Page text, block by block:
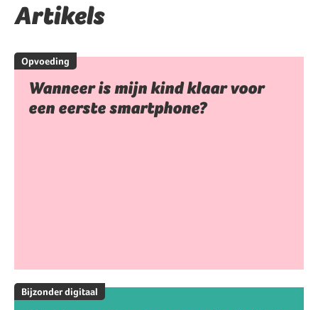
Artikels
Opvoeding
Wanneer is mijn kind klaar voor
een eerste smartphone?
Bijzonder digitaal